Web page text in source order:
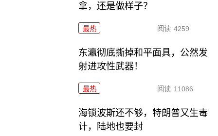
拿，还是做样子？
最热 阅读 4259
东瀛彻底撕掉和平面具，公然发
射进攻性武器！
最热 阅读 11086
海锁波斯还不够，特朗普又生毒
计，陆地也要封